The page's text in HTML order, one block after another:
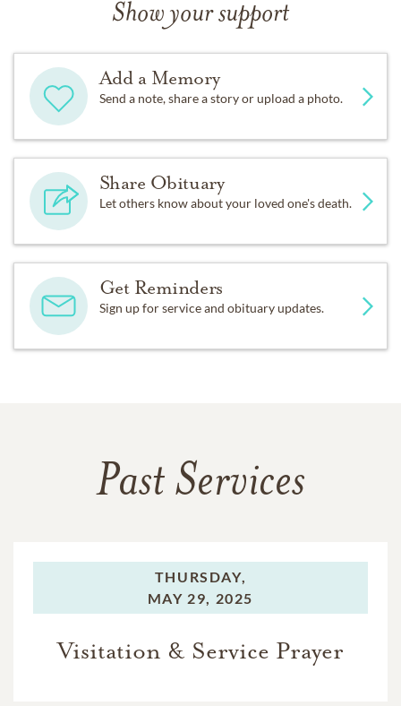
Show your support
Add a Memory
Send a note, share a story or upload a photo.
Share Obituary
Let others know about your loved one's death.
Get Reminders
Sign up for service and obituary updates.
Past Services
THURSDAY,
MAY 29, 2025
Visitation & Service Prayer